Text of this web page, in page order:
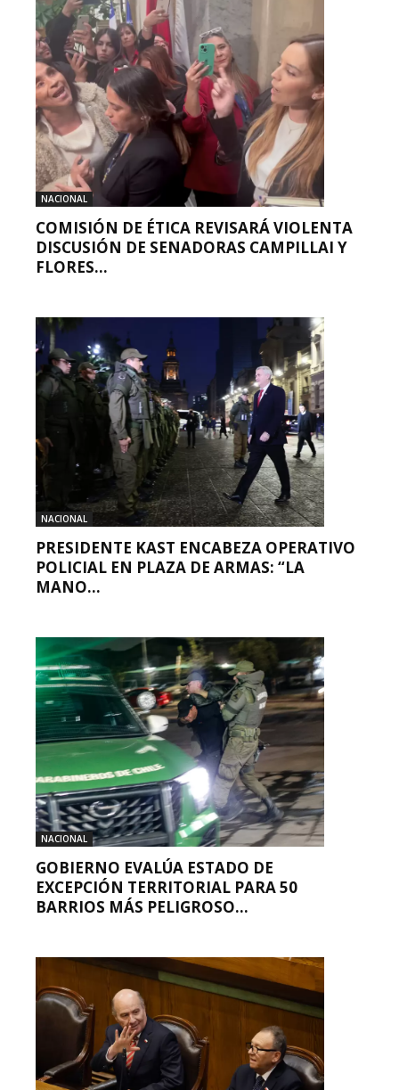
NACIONAL
COMISIÓN DE ÉTICA REVISARÁ VIOLENTA
DISCUSIÓN DE SENADORAS CAMPILLAI Y
FLORES...
NACIONAL
PRESIDENTE KAST ENCABEZA OPERATIVO
POLICIAL EN PLAZA DE ARMAS: “LA
MANO...
NACIONAL
GOBIERNO EVALÚA ESTADO DE
EXCEPCIÓN TERRITORIAL PARA 50
BARRIOS MÁS PELIGROSO...